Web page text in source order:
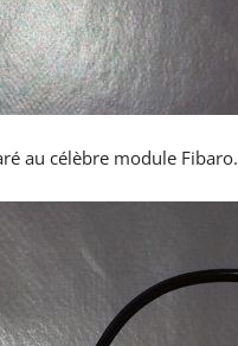
au célèbre module Fibaro.